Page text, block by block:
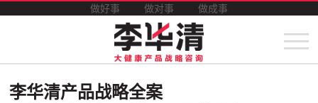
做好事 做对事 做成事
李华清产品战略全案